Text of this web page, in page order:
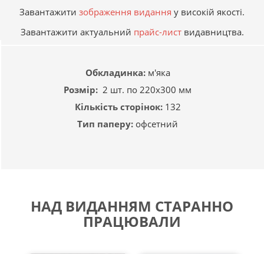
Завантажити зображення видання у високій якості.
Завантажити актуальний прайс-листвидавництва.
Обкладинка:м'яка
Розмір: 2 шт. по 220х300 мм
Кількість сторінок:132
Тип паперу: офсетний
НАД ВИДАННЯМ СТАРАННО
ПРАЦЮВАЛИ